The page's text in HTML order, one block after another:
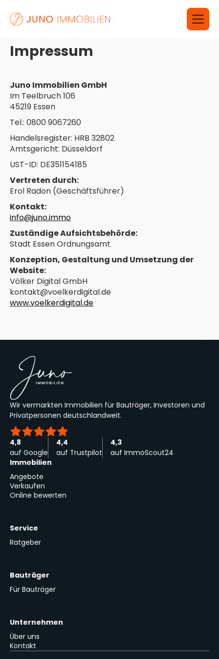
Impressum
Juno Immobilien GmbH
Im Teelbruch 106
45219 Essen
Tel.: 0800 9067260
Handelsregister: HRB 32802
Amtsgericht: Düsseldorf
UST-ID: DE351154185
Vertreten durch:
Erol Radon (Geschäftsführer)
Kontakt:
info@juno.immo
Zuständige Aufsichtsbehörde:
Stadt Essen Ordnungsamt
Konzeption, Gestaltung und Umsetzung der
Website:
Völker Digital GmbH
kontakt@voelkerdigital.de
www.voelkerdigital.de
Wir vermarkten Immobilien für Bauträger, Investoren und
Privatpersonen deutschlandweit.
4,8
auf Google
4,4
auf Trustpilot
4,3
auf ImmoScout24
Immobilien
Angebote
Verkaufen
Online bewerten
Service
Ratgeber
Bauträger
Für Bauträger
Unternehmen
Über uns
Kontakt